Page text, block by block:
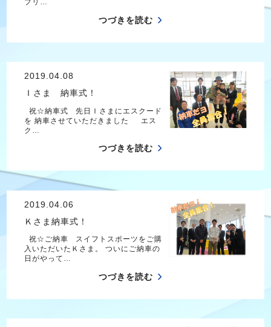
ブリ…
つづきを読む
2019.04.08
Ｉさま 納車式！
祝☆納車式 先日Ｉさまにエスクード
を 納車させていただきました エス
ク…
つづきを読む
2019.04.06
Ｋさま納車式！
祝☆ご納車 スイフトスポーツをご購
入いただいたＫさま。 ついにご納車の
日がやって…
つづきを読む